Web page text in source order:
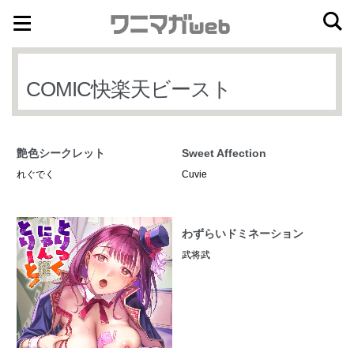
ナ
シ
ン
へ
キ
ッ
プ
コ
ツ
ス
キ
プ
COMIC快楽天ビースト
艶色シークレット
れぐでく
Sweet Affection
Cuvie
わずらいドミネーション
武将武